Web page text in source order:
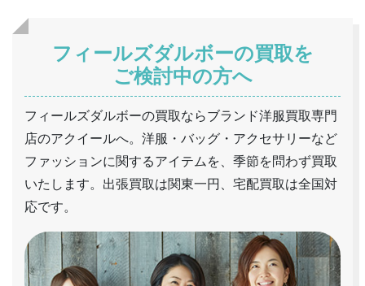
フィールズダルボーの買取を
ご検討中の方へ
フィールズダルボーの買取ならブランド洋服買取専門
店のアクイールへ。洋服・バッグ・アクセサリーなど
ファッションに関するアイテムを、季節を問わず買取
いたします。出張買取は関東一円、宅配買取は全国対
応です。